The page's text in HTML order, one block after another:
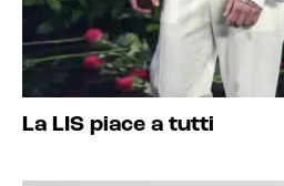
La LIS piace a tutti